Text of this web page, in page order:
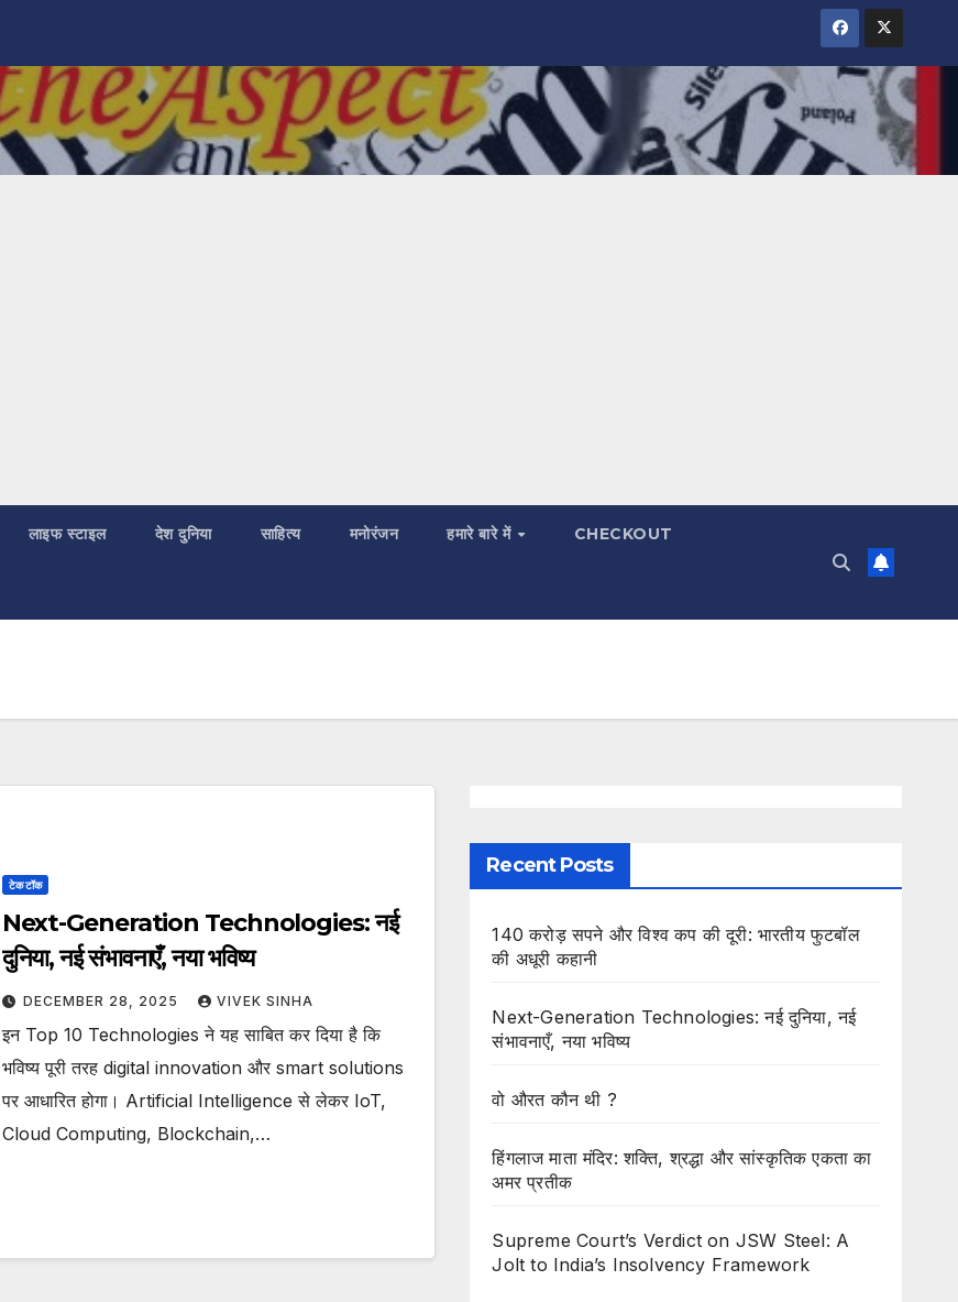
लाइफ स्टाइल देश दुनिया साहित्य मनोरंजन हमारे बारे में CHECKOUT
टेक टॉक
Next-Generation Technologies: नई
दुनिया, नई संभावनाएँ, नया भविष्य
DECEMBER 28, 2025 VIVEK SINHA
इन Top 10 Technologies ने यह साबित कर दिया है कि
भविष्य पूरी तरह digital innovation और smart solutions
पर आधारित होगा। Artificial Intelligence से लेकर IoT,
Cloud Computing, Blockchain,…
Recent Posts
140 करोड़ सपने और विश्व कप की दूरी: भारतीय फुटबॉल
की अधूरी कहानी
Next-Generation Technologies: नई दुनिया, नई
संभावनाएँ, नया भविष्य
वो औरत कौन थी ?
हिंगलाज माता मंदिर: शक्ति, श्रद्धा और सांस्कृतिक एकता का
अमर प्रतीक
Supreme Court’s Verdict on JSW Steel: A
Jolt to India’s Insolvency Framework